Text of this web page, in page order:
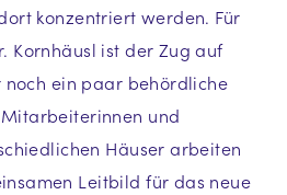
konzentriert werden. Für
Kornhäusl ist der Zug auf
noch ein paar behördliche
und
Häuser arbeiten
Leitbild für das neue